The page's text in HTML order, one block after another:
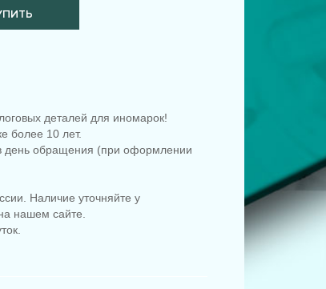
деталей для иномарок!
более 10 лет.
день обращения (при оформлении
Наличие уточняйте у
нашем сайте.